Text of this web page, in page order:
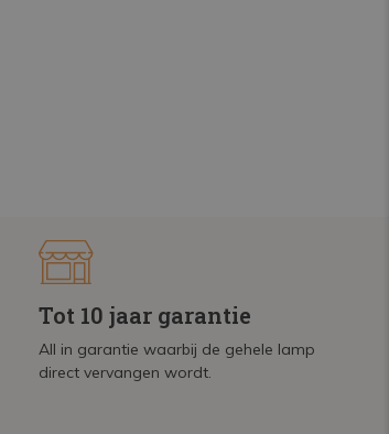
Tot 10 jaar garantie
All in garantie waarbij de gehele lamp
direct vervangen wordt.